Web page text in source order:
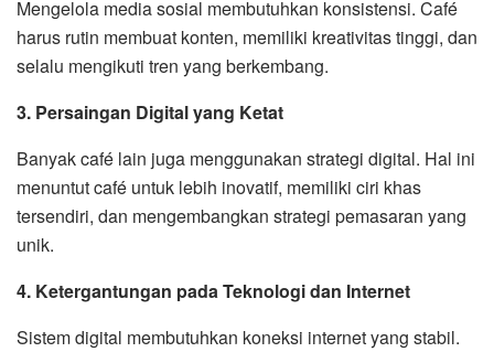
Mengelola media sosial membutuhkan konsistensi. Café
harus rutin membuat konten, memiliki kreativitas tinggi, dan
selalu mengikuti tren yang berkembang.
3. Persaingan Digital yang Ketat
Banyak café lain juga menggunakan strategi digital. Hal ini
menuntut café untuk lebih inovatif, memiliki ciri khas
tersendiri, dan mengembangkan strategi pemasaran yang
unik.
4. Ketergantungan pada Teknologi dan Internet
Sistem digital membutuhkan koneksi internet yang stabil.